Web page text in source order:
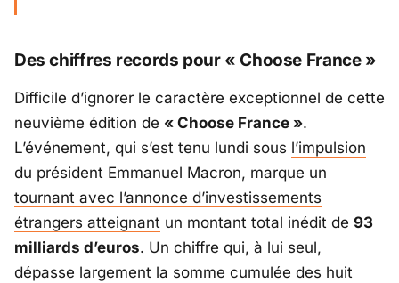
Des chiffres records pour « Choose France »
Difficile d’ignorer le caractère exceptionnel de cette
neuvième édition de « Choose France ».
L’événement, qui s’est tenu lundi sous l’impulsion
du président Emmanuel Macron, marque un
tournant avec l’annonce d’investissements
étrangers atteignant un montant total inédit de 93
milliards d’euros. Un chiffre qui, à lui seul,
dépasse largement la somme cumulée des huit